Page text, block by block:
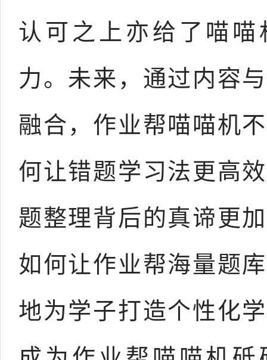
认可之上亦给了喵喵
力。未来，通过内容
融合，作业帮喵喵机
何让错题学习法更高
题整理背后的真谛更
如何让作业帮海量题
地为学子打造个性化